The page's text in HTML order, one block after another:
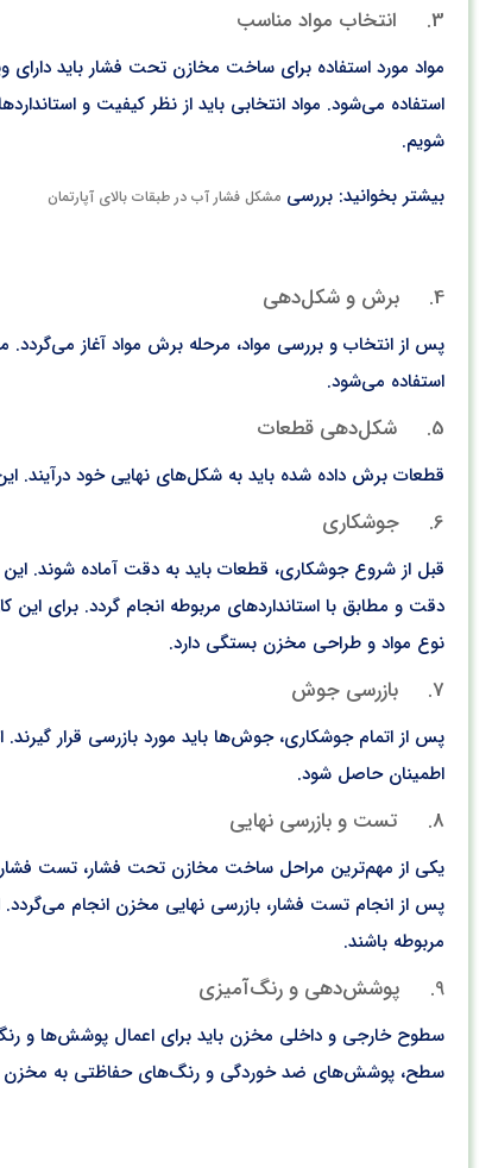
3. انتخاب مواد مناسب
مواد مورد استفاده برای ساخت مخازن تحت فشار باید دارای
استفاده می‌شود. مواد انتخابی باید از نظر کیفیت و
شویم.
بیشتر بخوانید: بررسی مشکل فشار آب در طبقات بالای آپارتمان
4. برش و شکل‌دهی
پس از انتخاب و بررسی مواد، مرحله برش مواد آغاز
استفاده می‌شود.
5. شکل‌دهی قطعات
قطعات برش داده شده باید به شکل‌های نهایی خود درآیند.
6. جوشکاری
قبل از شروع جوشکاری، قطعات باید به دقت آماده شوند.
نوع مواد و طراحی مخزن بستگی دارد.
7. بازرسی جوش
پس از اتمام جوشکاری، جوش‌ها باید مورد بازرسی قرار
اطمینان حاصل شود.
8. تست و بازرسی نهایی
یکی از مهم‌ترین مراحل ساخت مخازن تحت فشار، تست فشار
پس از انجام تست فشار، بازرسی نهایی مخزن انجام
مربوطه باشند.
9. پوشش‌دهی و رنگ‌آمیزی
سطوح خارجی و داخلی مخزن باید برای اعمال پوشش‌ها و
سطح، پوشش‌های ضد خوردگی و رنگ‌های حفاظتی به مخزن